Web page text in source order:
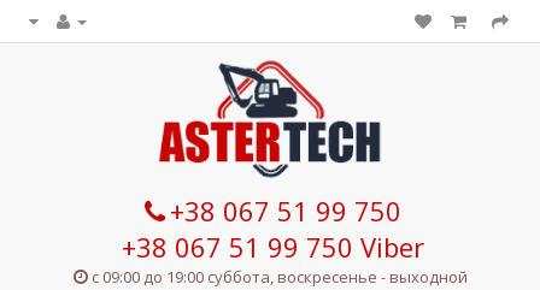
+38 067 51 99 750
+38 067 51 99 750 Viber
с 09:00 до 19:00 суббота, воскресенье - выходной